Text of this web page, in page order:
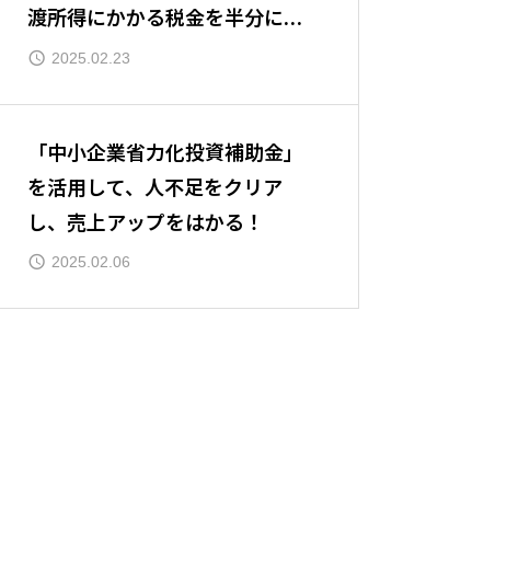
渡所得にかかる税金を半分にす
る方法とは？
2025.02.23
「中小企業省力化投資補助金」
を活用して、人不足をクリア
し、売上アップをはかる！
2025.02.06